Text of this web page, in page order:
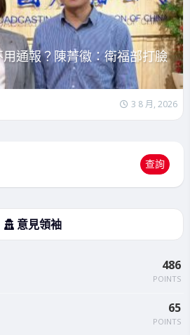
通報？陳菁徽：衛福部打臉
3 8 月, 2026
查詢
意見領袖
486
POINTS
65
POINTS